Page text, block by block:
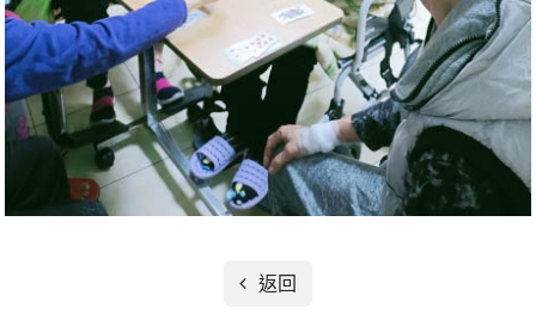
返回